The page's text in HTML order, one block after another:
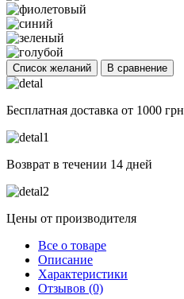
Список желаний В сравнение
Бесплатная доставка от 1000 грн
Возврат в течении 14 дней
Цены от производителя
Все о товаре
Описание
Характеристики
Отзывов (0)